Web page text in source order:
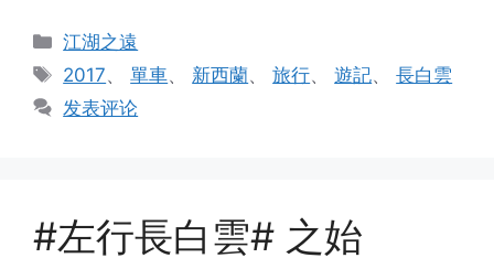
分
类
江湖之遠
标
签
2017、單車、 新西蘭、旅行、遊記、長白雲
发表评论
#左行長白雲# 之始